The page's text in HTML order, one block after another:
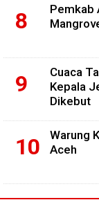
Pemkab
Cuaca
Kepala
Dikebut
Warung
Aceh